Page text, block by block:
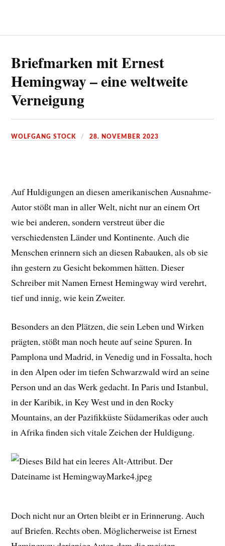
Briefmarken mit Ernest
Hemingway – eine weltweite
Verneigung
WOLFGANG STOCK 28. NOVEMBER 2023
Auf Huldigungen an diesen amerikanischen Ausnahme-
Autor stößt man in aller Welt, nicht nur an einem Ort
wie bei anderen, sondern verstreut über die
verschiedensten Länder und Kontinente. Auch die
Menschen erinnern sich an diesen Rabauken, als ob sie
ihn gestern zu Gesicht bekommen hätten. Dieser
Schreiber mit Namen Ernest Hemingway wird verehrt,
tief und innig, wie kein Zweiter.
Besonders an den Plätzen, die sein Leben und Wirken
prägten, stößt man noch heute auf seine Spuren. In
Pamplona und Madrid, in Venedig und in Fossalta, hoch
in den Alpen oder im tiefen Schwarzwald wird an seine
Person und an das Werk gedacht. In Paris und Istanbul,
in der Karibik, in Key West und in den Rocky
Mountains, an der Pazifikküste Südamerikas oder auch
in Afrika finden sich vitale Zeichen der Huldigung.
Doch nicht nur an Orten bleibt er in Erinnerung. Auch
auf Briefen. Rechts oben. Möglicherweise ist Ernest